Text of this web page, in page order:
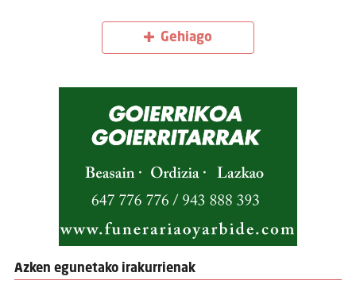
Gehiago
Azken egunetako irakurrienak